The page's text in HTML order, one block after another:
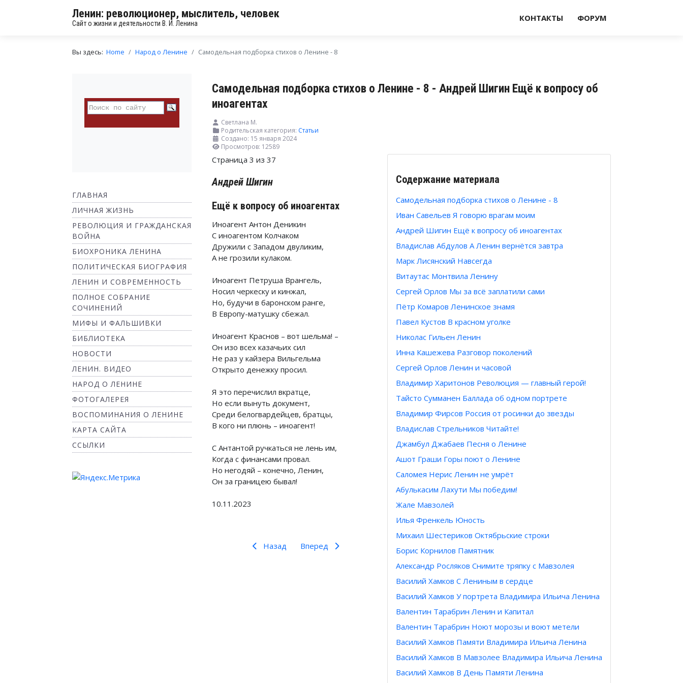
Ленин: революционер, мыслитель, человек
Сайт о жизни и деятельности В. И. Ленина
КОНТАКТЫ ФОРУМ
Вы здесь: Home Народ о Ленине Самодельная подборка стихов о Ленине - 8
ГЛАВНАЯ
ЛИЧНАЯ ЖИЗНЬ
РЕВОЛЮЦИЯ И ГРАЖДАНСКАЯ
ВОЙНА
БИОХРОНИКА ЛЕНИНА
ПОЛИТИЧЕСКАЯ БИОГРАФИЯ
ЛЕНИН И СОВРЕМЕННОСТЬ
ПОЛНОЕ СОБРАНИЕ
СОЧИНЕНИЙ
МИФЫ И ФАЛЬШИВКИ
БИБЛИОТЕКА
НОВОСТИ
ЛЕНИН. ВИДЕО
НАРОД О ЛЕНИНЕ
ФОТОГАЛЕРЕЯ
ВОСПОМИНАНИЯ О ЛЕНИНЕ
КАРТА САЙТА
ССЫЛКИ
Самодельная подборка стихов о Ленине - 8 - Андрей Шигин Ещё к вопросу об
иноагентах
Светлана М.
Родительская категория: Статьи
Создано: 15 января 2024
Просмотров: 12589
Содержание материала
Самодельная подборка стихов о Ленине - 8
Иван Савельев Я говорю врагам моим
Андрей Шигин Ещё к вопросу об иноагентах
Владислав Абдулов А Ленин вернётся завтра
Марк Лисянский Навсегда
Витаутас Монтвила Ленину
Сергей Орлов Мы за всё заплатили сами
Пётр Комаров Ленинское знамя
Павел Кустов В красном уголке
Николас Гильен Ленин
Инна Кашежева Разговор поколений
Сергей Орлов Ленин и часовой
Владимир Харитонов Революция — главный герой!
Тайсто Сумманен Баллада об одном портрете
Владимир Фирсов Россия от росинки до звезды
Владислав Стрельников Читайте!
Джамбул Джабаев Песня о Ленине
Ашот Граши Горы поют о Ленине
Саломея Нерис Ленин не умрёт
Абулькасим Лахути Мы победим!
Жале Мавзолей
Илья Френкель Юность
Михаил Шестериков Октябрьские строки
Борис Корнилов Памятник
Александр Росляков Снимите тряпку с Мавзолея
Василий Хамков С Лениным в сердце
Василий Хамков У портрета Владимира Ильича Ленина
Валентин Тарабрин Ленин и Капитал
Валентин Тарабрин Ноют морозы и воют метели
Василий Хамков Памяти Владимира Ильича Ленина
Василий Хамков В Мавзолее Владимира Ильича Ленина
Василий Хамков В День Памяти Ленина
Страница 3 из 37
Андрей Шигин
Ещё к вопросу об иноагентах
Иноагент Антон Деникин
С иноагентом Колчаком
Дружили с Западом двуликим,
А не грозили кулаком.
Иноагент Петруша Врангель,
Носил черкеску и кинжал,
Но, будучи в баронском ранге,
В Европу-матушку сбежал.
Иноагент Краснов – вот шельма! –
Он изо всех казачьих сил
Не раз у кайзера Вильгельма
Открыто денежку просил.
Я это перечислил вкратце,
Но если вынуть документ,
Среди белогвардейцев, братцы,
В кого ни плюнь – иноагент!
С Антантой ручкаться не лень им,
Когда с финансами провал.
Но негодяй – конечно, Ленин,
Он за границею бывал!
10.11.2023
Назад Вперед
Следующий: Ленин говорит с броневика